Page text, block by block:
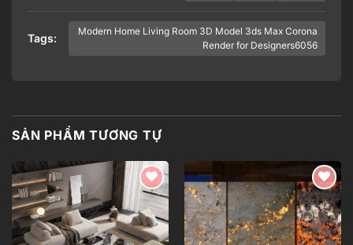
Tags:
Modern Home Living Room 3D Model 3ds Max Corona
Render for Designers6056
SẢN PHẨM TƯƠNG TỰ
Add to
wishlist
Add to
wishlist